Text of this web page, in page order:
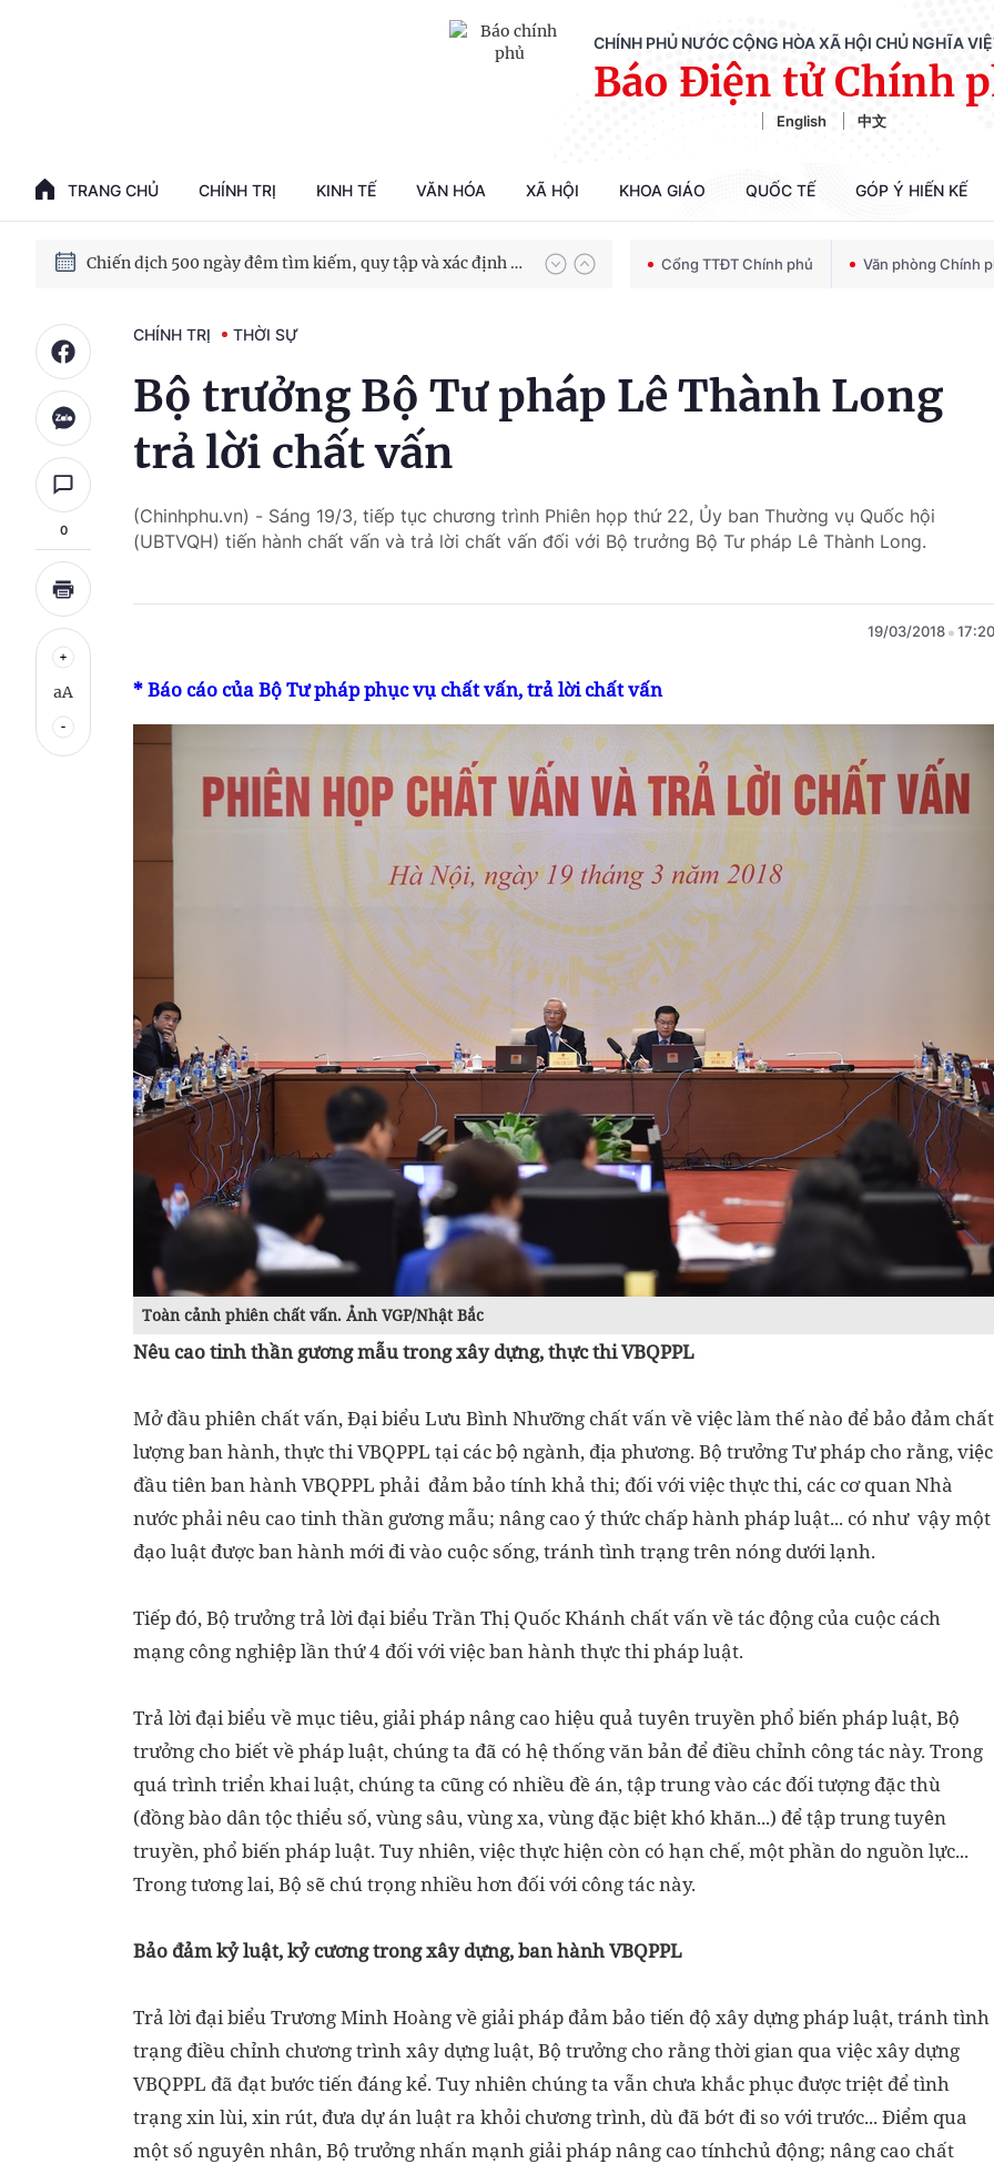
CHÍNH PHỦ NƯỚC CỘNG HÒA XÃ HỘI CHỦ NGHĨA
Báo Điện tử Chính
English 中文
TRANG CHỦ CHÍNH TRỊ KINH TẾ VĂN HÓA XÃ HỘI KHOA GIÁO QUỐC TẾ GÓP Ý HIẾN KẾ
Chiến dịch 500 ngày đêm tìm kiếm, quy tập và xác định danh tính hài cốt liệt sĩ 100 ngày xử lý các điểm nghẽn về chuyển đổi số
Cổng TTĐT Chính phủ Văn phòng Chính
0
aA
CHÍNH TRỊ THỜI SỰ
Bộ trưởng Bộ Tư pháp Lê Thành Long
trả lời chất vấn
(Chinhphu.vn) - Sáng 19/3, tiếp tục chương trình Phiên họp thứ 22, Ủy ban Thường vụ Quốc hội
(UBTVQH) tiến hành chất vấn và trả lời chất vấn đối với Bộ trưởng Bộ Tư pháp Lê Thành Long.
19/03/2018 17:20
* Báo cáo của Bộ Tư pháp phục vụ chất vấn, trả lời chất vấn
Toàn cảnh phiên chất vấn. Ảnh VGP/Nhật Bắc
Nêu cao tinh thần gương mẫu trong xây dựng, thực thi VBQPPL
Mở đầu phiên chất vấn, Đại biểu Lưu Bình Nhưỡng chất vấn về việc làm thế nào để bảo đảm chất
lượng ban hành, thực thi VBQPPL tại các bộ ngành, địa phương. Bộ trưởng Tư pháp cho rằng, việc
đầu tiên ban hành VBQPPL phải đảm bảo tính khả thi; đối với việc thực thi, các cơ quan Nhà
nước phải nêu cao tinh thần gương mẫu; nâng cao ý thức chấp hành pháp luật... có như vậy một
đạo luật được ban hành mới đi vào cuộc sống, tránh tình trạng trên nóng dưới lạnh.
Tiếp đó, Bộ trưởng trả lời đại biểu Trần Thị Quốc Khánh chất vấn về tác động của cuộc cách
mạng công nghiệp lần thứ 4 đối với việc ban hành thực thi pháp luật.
Trả lời đại biểu về mục tiêu, giải pháp nâng cao hiệu quả tuyên truyền phổ biến pháp luật, Bộ
trưởng cho biết về pháp luật, chúng ta đã có hệ thống văn bản để điều chỉnh công tác này. Trong
quá trình triển khai luật, chúng ta cũng có nhiều đề án, tập trung vào các đối tượng đặc thù
(đồng bào dân tộc thiểu số, vùng sâu, vùng xa, vùng đặc biệt khó khăn...) để tập trung tuyên
truyền, phổ biến pháp luật. Tuy nhiên, việc thực hiện còn có hạn chế, một phần do nguồn lực...
Trong tương lai, Bộ sẽ chú trọng nhiều hơn đối với công tác này.
Bảo đảm kỷ luật, kỷ cương trong xây dựng, ban hành VBQPPL
Trả lời đại biểu Trương Minh Hoàng về giải pháp đảm bảo tiến độ xây dựng pháp luật, tránh tình
trạng điều chỉnh chương trình xây dựng luật, Bộ trưởng cho rằng thời gian qua việc xây dựng
VBQPPL đã đạt bước tiến đáng kể. Tuy nhiên chúng ta vẫn chưa khắc phục được triệt để tình
trạng xin lùi, xin rút, đưa dự án luật ra khỏi chương trình, dù đã bớt đi so với trước... Điểm qua
một số nguyên nhân, Bộ trưởng nhấn mạnh giải pháp nâng cao tínhchủ động; nâng cao chất